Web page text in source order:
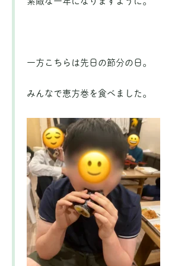
一方こちらは先日の節分の日。
みんなで恵方巻を食べました。